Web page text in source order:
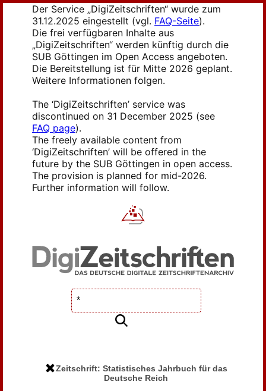
Der Service „DigiZeitschriften“ wurde zum
31.12.2025 eingestellt (vgl. FAQ-Seite).
Die frei verfügbaren Inhalte aus
„DigiZeitschriften“ werden künftig durch die
SUB Göttingen im Open Access angeboten.
Die Bereitstellung ist für Mitte 2026 geplant.
Weitere Informationen folgen.
The ‘DigiZeitschriften’ service was
discontinued on 31 December 2025 (see
FAQ page).
The freely available content from
‘DigiZeitschriften’ will be offered in the
future by the SUB Göttingen in open access.
The provision is planned for mid-2026.
Further information will follow.
Zeitschrift: Statistisches Jahrbuch für das
Deutsche Reich